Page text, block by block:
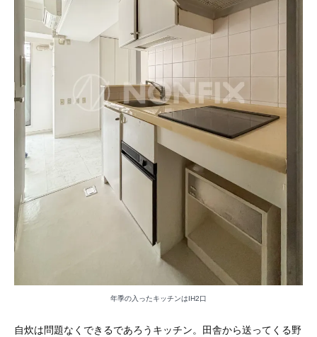
年季の入ったキッチンはIH2口
自炊は問題なくできるであろうキッチン。田舎から送ってくる野